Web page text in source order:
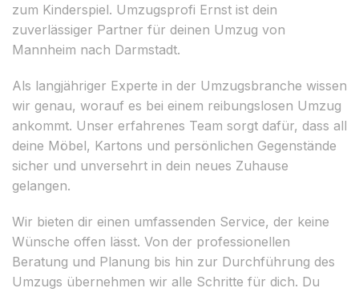
zum Kinderspiel. Umzugsprofi Ernst ist dein
zuverlässiger Partner für deinen Umzug von
Mannheim nach Darmstadt.
Als langjähriger Experte in der Umzugsbranche wissen
wir genau, worauf es bei einem reibungslosen Umzug
ankommt. Unser erfahrenes Team sorgt dafür, dass all
deine Möbel, Kartons und persönlichen Gegenstände
sicher und unversehrt in dein neues Zuhause
gelangen.
Wir bieten dir einen umfassenden Service, der keine
Wünsche offen lässt. Von der professionellen
Beratung und Planung bis hin zur Durchführung des
Umzugs übernehmen wir alle Schritte für dich. Du